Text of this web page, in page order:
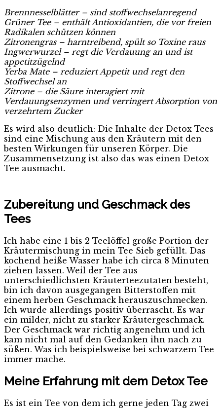
Brennnesselblätter – sind stoffwechselanregend
Grüner Tee – enthält Antioxidantien, die vor freien
Radikalen schützen können
Zitronengras – harntreibend, spült so Toxine raus
Ingwerwurzel – regt die Verdauung an und ist
appetitzügelnd
Yerba Mate – reduziert Appetit und regt den
Stoffwechsel an
Zitrone – die Säure interagiert mit
Verdauungsenzymen und verringert Absorption von
verzehrtem Zucker
Es wird also deutlich: Die Inhalte der Detox Tees
sind eine Mischung aus den Kräutern mit den
besten Wirkungen für unseren Körper. Die
Zusammensetzung ist also das was einen Detox
Tee ausmacht.
Zubereitung und Geschmack des
Tees
Ich habe eine 1 bis 2 Teelöffel große Portion der
Kräutermischung in mein Tee Sieb gefüllt. Das
kochend heiße Wasser habe ich circa 8 Minuten
ziehen lassen. Weil der Tee aus
unterschiedlichsten Kräuterteezutaten besteht,
bin ich davon ausgegangen Bitterstoffen mit
einem herben Geschmack herauszuschmecken.
Ich wurde allerdings positiv überrascht. Es war
ein milder, nicht zu starker Kräutergeschmack.
Der Geschmack war richtig angenehm und ich
kam nicht mal auf den Gedanken ihn nach zu
süßen. Was ich beispielsweise bei schwarzem Tee
immer mache.
Meine Erfahrung mit dem Detox Tee
Es ist ein Tee von dem ich gerne jeden Tag zwei